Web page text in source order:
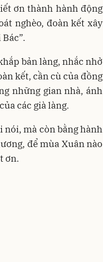
ơn thành hành động
nghèo, đoàn kết xây
bản làng, nhắc nhở
kết, cần cù của đồng
những gian nhà, ánh
các già làng.
nói, mà còn bằng hành
để mùa Xuân nào
ơn.